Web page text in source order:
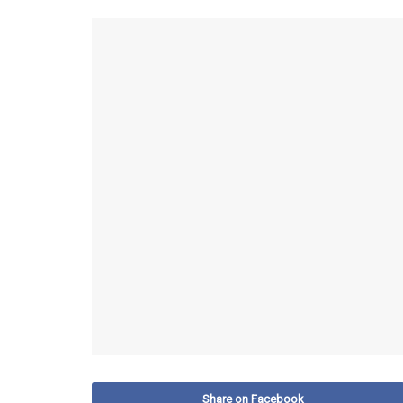
Share on Facebook